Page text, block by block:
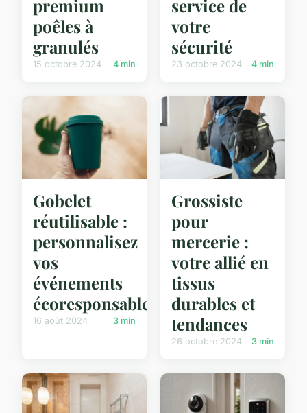
premium
poêles à
granulés
15 octobre 2024 4 min
service de
votre
sécurité
23 octobre 2024 4 min
Gobelet
réutilisable :
personnalisez
vos
événements
écoresponsables
16 août 2024 3 min
Grossiste
pour
mercerie :
votre allié en
tissus
durables et
tendances
26 octobre 2024 3 min